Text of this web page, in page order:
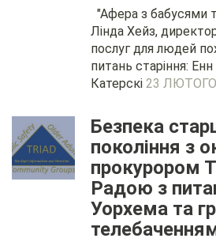
"Афера з бабусями
Лінда Хейз,
послуг для людей
питань старіння:
Катерскі 23
Безпека
покоління з
прокурором
Радою з
Уорхема та